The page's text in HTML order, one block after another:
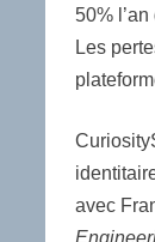
50%
Les
avec